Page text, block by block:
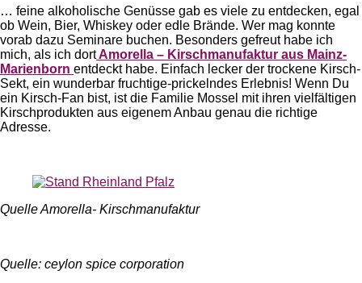
… feine alkoholische Genüsse gab es viele zu entdecken, egal
ob Wein, Bier, Whiskey oder edle Brände. Wer mag konnte
vorab dazu Seminare buchen. Besonders gefreut habe ich
mich, als ich dortAmorella – Kirschmanufaktur aus Mainz-
Marienborn entdeckt habe. Einfach lecker der trockene Kirsch-
Sekt, ein wunderbar fruchtige-prickelndes Erlebnis! Wenn Du
ein Kirsch-Fan bist, ist die Familie Mossel mit ihren vielfältigen
Kirschprodukten aus eigenem Anbau genau die richtige
Adresse.
Quelle Amorella- Kirschmanufaktur
Quelle: ceylon spice corporation